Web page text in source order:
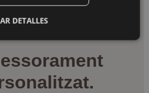
DETALLES